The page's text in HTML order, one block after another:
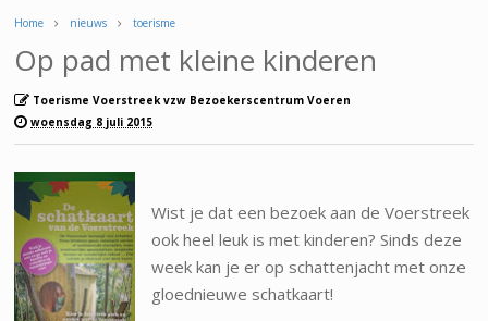
Home nieuws toerisme
Op pad met kleine kinderen
Toerisme Voerstreek vzw Bezoekerscentrum Voeren
woensdag 8 juli 2015
Wist je dat een bezoek aan de Voerstreek
ook heel leuk is met kinderen? Sinds deze
week kan je er op schattenjacht met onze
gloednieuwe schatkaart!